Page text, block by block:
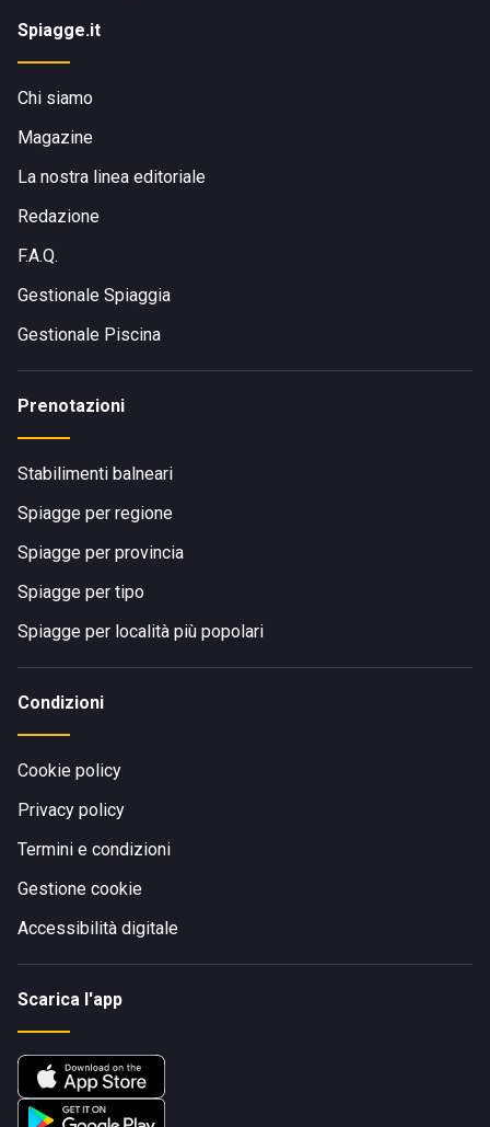
Spiagge.it
Chi siamo
Magazine
La nostra linea editoriale
Redazione
F.A.Q.
Gestionale Spiaggia
Gestionale Piscina
Prenotazioni
Stabilimenti balneari
Spiagge per regione
Spiagge per provincia
Spiagge per tipo
Spiagge per località più popolari
Condizioni
Cookie policy
Privacy policy
Termini e condizioni
Gestione cookie
Accessibilità digitale
Scarica l'app